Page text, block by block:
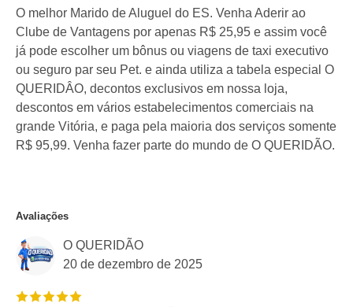
O melhor Marido de Aluguel do ES. Venha Aderir ao
Clube de Vantagens por apenas R$ 25,95 e assim você
já pode escolher um bônus ou viagens de taxi executivo
ou seguro par seu Pet. e ainda utiliza a tabela especial O
QUERIDÂO, decontos exclusivos em nossa loja,
descontos em vários estabelecimentos comerciais na
grande Vitória, e paga pela maioria dos serviços somente
R$ 95,99. Venha fazer parte do mundo de O QUERIDÃO.
Avaliações
O QUERIDÃO
20 de dezembro de 2025